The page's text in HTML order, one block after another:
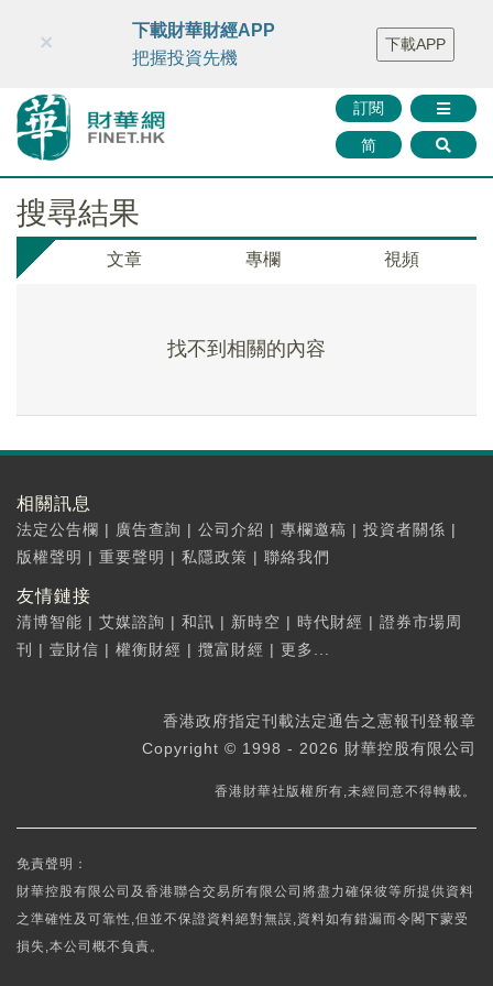
財華智庫網 FINTV FINMETA 財華證券 媒體矩陣
智庫沙龍
聯絡我們
訂閱
简
×
下載財華財經APP
把握投資先機
下載APP
搜尋結果
文章 專欄 視頻
找不到相關的內容
相關訊息
法定公告欄 | 廣告查詢 | 公司介紹 | 專欄邀稿 | 投資者關係 |
版權聲明 | 重要聲明 | 私隱政策 | 聯絡我們
友情鏈接
清博智能 | 艾媒諮詢 | 和訊 | 新時空 | 時代財經 | 證券市場周
刊
| 壹財信 | 權衡財經 | 攬富財經 | 更多...
香港政府指定刊載法定通告之憲報刊登報章
Copyright © 1998 - 2026 財華控股有限公司
香港財華社版權所有,未經同意不得轉載。
免責聲明：
財華控股有限公司及香港聯合交易所有限公司將盡力確保彼等所提供資料
之準確性及可靠性,但並不保證資料絕對無誤,資料如有錯漏而令閣下蒙受
損失,本公司概不負責。